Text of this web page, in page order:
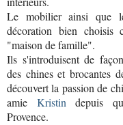
Le mobilier ainsi que
décoration bien choisis
"maison de famille".
Ils s'introduisent de
des chines et brocantes
découvert la passion de
amie Kristindepuis
Provence.